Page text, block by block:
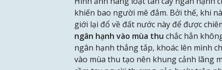
khiến bao người mê đắm. Bởi thế, khi
giới lại đổ về đất nước này để được
ngân hạnh vào mùa thu chắc hẳn
ngân hạnh thẳng tắp, khoác lên mình
vào mùa thu tạo nên khung cảnh lãng